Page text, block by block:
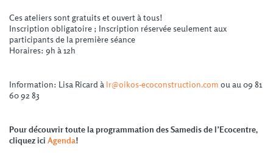
Ces ateliers sont gratuits et ouvert à tous!
Inscription obligatoire ; Inscription réservée seulement aux
participants de la première séance
Horaires: 9h à 12h
Information: Lisa Ricard à lr@oikos-ecoconstruction.com ou au 09 81
60 92 83
Pour découvrir toute la programmation des Samedis de l’Ecocentre,
cliquez ici Agenda!